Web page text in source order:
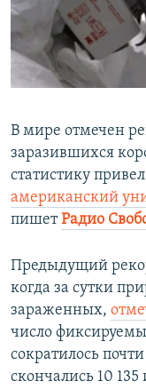
ПОБЕДИТЕЛЕЙ НЕ
ELIFBE
ПРИСОЕДИНЯЙТЕСЬ!
Все сайты RFE/
В мире отмечен
заразившихся
статистику
американский
пишетРадио
Предыдущий
когда за сутки
зараженных,
число
сократилось
скончались 10